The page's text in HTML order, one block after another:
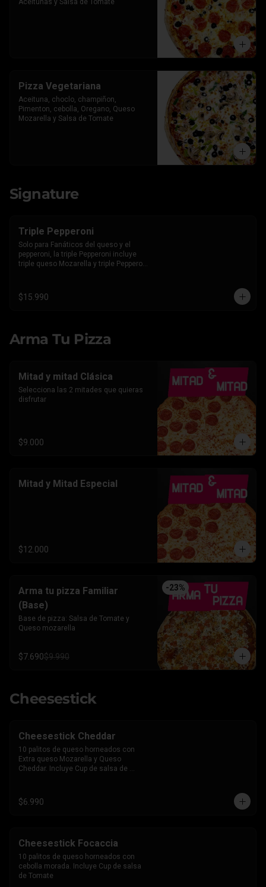
Aceitunas y Salsa de Tomate
Pizza Vegetariana
Aceituna, choclo, champiñon,
Pimenton, cebolla, Oregano, Queso
Mozarella y Salsa de Tomate
Signature
Triple Pepperoni
Solo para Fanáticos del queso y el
pepperoni, la triple Pepperoni incluye
triple queso Mozarella y triple Pepperoni
$15.990
Arma Tu Pizza
Mitad y mitad Clásica
Selecciona las 2 mitades que quieras
disfrutar
$9.000
Mitad y Mitad Especial
$12.000
-23%
Arma tu pizza Familiar
(Base)
Base de pizza: Salsa de Tomate y
Queso mozarella
$7.690$9.990
Cheesestick
Cheesestick Cheddar
10 palitos de queso horneados con
Extra queso Mozarella y Queso
Cheddar. Incluye Cup de salsa de
$6.990
Cheesestick Focaccia
10 palitos de queso horneados con
cebolla morada. Incluye Cup de salsa
de Tomate